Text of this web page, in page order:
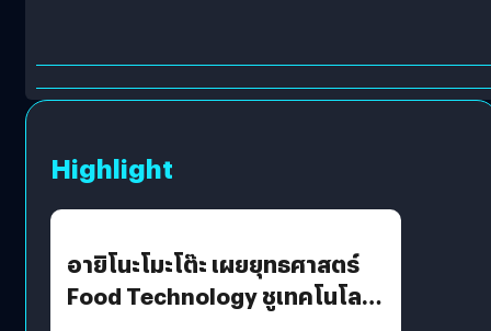
Highlight
อายิโนะโมะโต๊ะ เผยยุทธศาสตร์
Food Technology ชูเทคโนโลยี